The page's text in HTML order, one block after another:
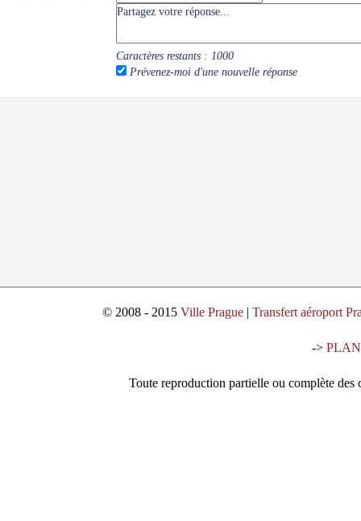
Caractères restants : 1000
Prévenez-moi d'une nouvelle réponse
© 2008 - 2015 Ville Prague| Transfert aéroport
->
Toute reproduction partielle ou complète des